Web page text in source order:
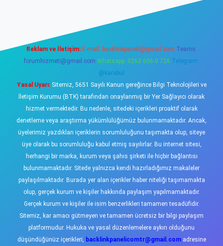
Reklam ve İletişim: E-mail: backlinkpaneli@gmail.com Teams:
forumhizmeti@gmail.com Whatsapp: 0262 606 0 726 Telegram:
@karabul
Yasal Uyarı:Sitemiz, 5651 Sayılı Kanun gereğince Bilgi Teknolojileri ve
İletişim Kurumu (BTK) tarafından onaylanmış bir Yer Sağlayıcı olarak
hizmet vermektedir. Bu nedenle, sitedeki içerikleri proaktif olarak
denetleme veya araştırma yükümlülüğümüz bulunmamaktadır. Ancak,
üyelerimiz yazdıkları içeriklerin sorumluluğunu taşımakta olup, siteye
üye olarak bu sorumluluğu kabul etmiş sayılırlar. Bu internet sitesi,
herhangi bir marka, kurum veya şahıs şirketi ile hiçbir bağlantısı
bulunmamaktadır. Sitede yalnızca kendi hazırladığımız makaleler
paylaşılmaktadır. Burada yer alan içerikler haber niteliği taşımamakta
olup, gerçek kurum ve kişiler hakkında paylaşım yapılmamaktadır.
Gerçek kurum ve kişiler ile isim benzerlikleri tamamen tesadüfidir.
Sitemiz, kar amacı gütmeyen ve tamamen ücretsiz bir bilgi paylaşım
platformudur. Hukuka ve yasal düzenlemelere aykırı olduğunu
düşündüğünüz içerikleri, backlinkpanelicomtr@gmail.comadresine